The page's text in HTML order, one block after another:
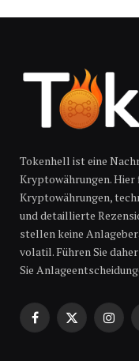
Tokenhell ist eine
Kryptowährungen. Hier
Kryptowährungen,
und detaillierte
stellen keine
volatil. Führen Sie
Sie
Facebook
X